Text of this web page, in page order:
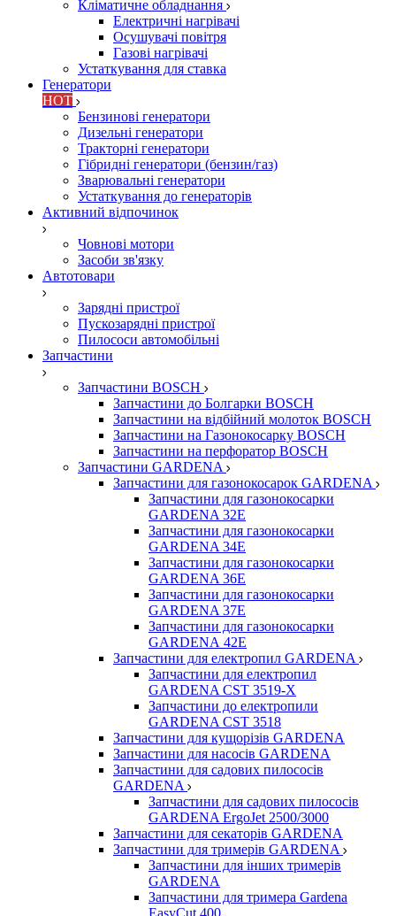
Кліматичне обладнання
Електричні нагрівачі
Осушувачі повітря
Газові нагрівачі
Устаткування для ставка
Генератори
HOT
Бензинові генератори
Дизельні генератори
Тракторні генератори
Гібридні генератори (бензин/газ)
Зварювальні генератори
Устаткування до генераторів
Активний відпочинок
Човнові мотори
Засоби зв'язку
Автотовари
Зарядні пристрої
Пускозарядні пристрої
Пилососи автомобільні
Запчастини
Запчастини BOSCH
Запчастини до Болгарки BOSCH
Запчастини на відбійний молоток BOSCH
Запчастини на Газонокосарку BOSCH
Запчастини на перфоратор BOSCH
Запчастини GARDENA
Запчастини для газонокосарок GARDENA
Запчастини для газонокосарки
GARDENA 32Е
Запчастини для газонокосарки
GARDENA 34Е
Запчастини для газонокосарки
GARDENA 36Е
Запчастини для газонокосарки
GARDENA 37Е
Запчастини для газонокосарки
GARDENА 42Е
Запчастини для електропил GARDENA
Запчастини для електропил
GARDENA CST 3519-X
Запчастини до електропили
GARDENA CST 3518
Запчастини для кущорізів GARDENA
Запчастини для насосів GARDENA
Запчастини для садових пилососів
GARDENA
Запчастини для садових пилососів
GARDENA ErgoJet 2500/3000
Запчастини для секаторів GARDENA
Запчастини для тримерів GARDENA
Запчастини для інших тримерів
GARDENA
Запчастини для тримера Gardena
EasyCut 400